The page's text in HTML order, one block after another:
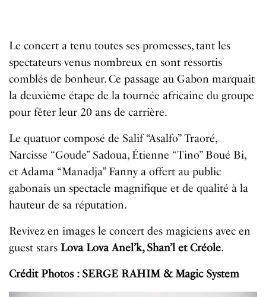
Le concert a tenu toutes ses promesses, tant les
spectateurs venus nombreux en sont ressortis
comblés de bonheur. Ce passage au Gabon marquait
la deuxième étape de la tournée africaine du groupe
pour fêter leur 20 ans de carrière.
Le quatuor composé de Salif “Asalfo” Traoré,
Narcisse “Goude” Sadoua, Étienne “Tino” Boué Bi,
et Adama “Manadja” Fanny a offert au public
gabonais un spectacle magnifique et de qualité à la
hauteur de sa réputation.
Revivez en images le concert des magiciens avec en
guest stars Lova Lova Anel’k, Shan’l et Créole.
Crédit Photos : SERGE RAHIM & Magic System